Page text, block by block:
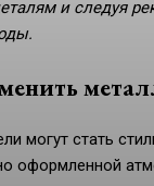
и следуя
могут стать
оформленной